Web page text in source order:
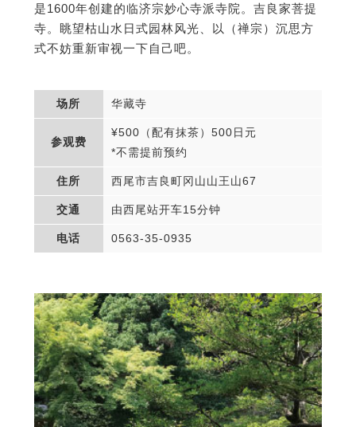
是1600年创建的临济宗妙心寺派寺院。吉良家菩提
寺。眺望枯山水日式园林风光、以（禅宗）沉思方
式不妨重新审视一下自己吧。
场所 华藏寺
参观费
¥500（配有抹茶）500日元
*不需提前预约
住所 西尾市吉良町冈山山王山67
交通 由西尾站开车15分钟
电话 0563-35-0935